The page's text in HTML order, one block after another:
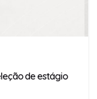
de estágio